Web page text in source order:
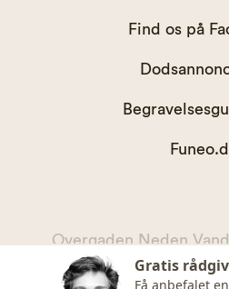
Find os på
Overgaden Neden
Gratis
Få anbefalet